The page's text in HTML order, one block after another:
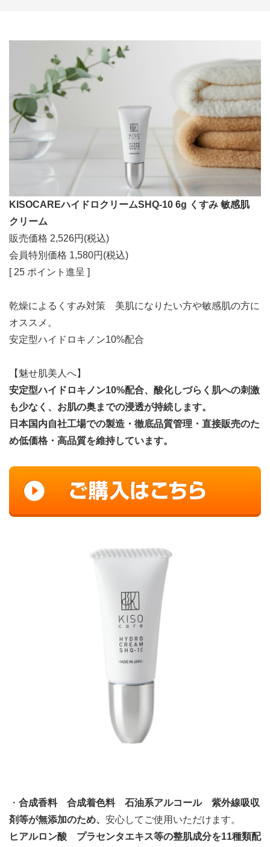
KISOCAREハイドロクリームSHQ-10 6g くすみ 敏感肌
クリーム
販売価格 2,526円(税込)
会員特別価格 1,580円(税込)
[ 25 ポイント進呈 ]
乾燥によるくすみ対策 美肌になりたい方や敏感肌の方に
オススメ。
安定型ハイドロキノン10%配合
【魅せ肌美人へ】
安定型ハイドロキノン10%配合、酸化しづらく肌への刺激
も少なく、お肌の奥までの浸透が持続します。
日本国内自社工場での製造・徹底品質管理・直接販売のた
め低価格・高品質を維持しています。
・ 合成香料 合成着色料 石油系アルコール 紫外線吸収
剤等が無添加のため、 安心してご使用いただけます。
ヒアルロン酸 プラセンタエキス等の整肌成分を11種類配